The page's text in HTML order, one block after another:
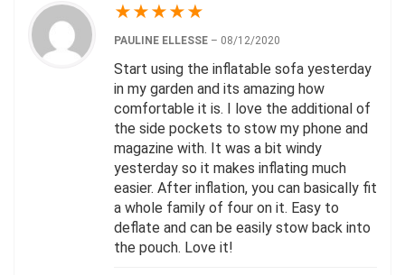
★★★★★
PAULINE ELLESSE – 08/12/2020
Start using the inflatable sofa yesterday
in my garden and its amazing how
comfortable it is. I love the additional of
the side pockets to stow my phone and
magazine with. It was a bit windy
yesterday so it makes inflating much
easier. After inflation, you can basically fit
a whole family of four on it. Easy to
deflate and can be easily stow back into
the pouch. Love it!